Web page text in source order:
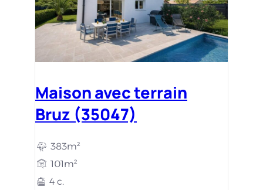
Maison avec terrain
Bruz (35047)
383m²
101m²
4 c.